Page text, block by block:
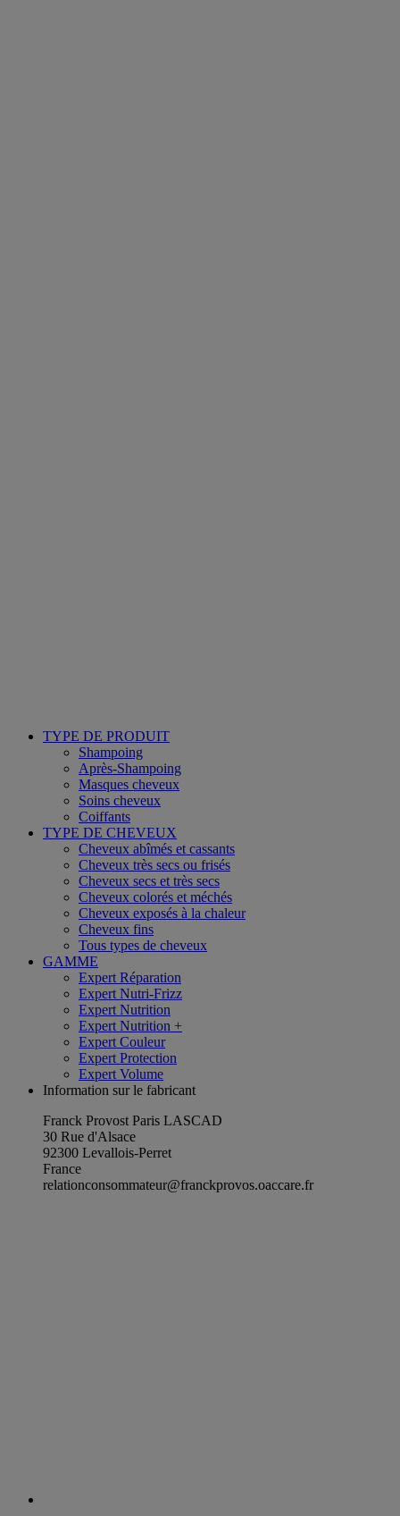
TYPE DE PRODUIT
Shampoing
Après-Shampoing
Masques cheveux
Soins cheveux
Coiffants
TYPE DE CHEVEUX
Cheveux abîmés et cassants
Cheveux très secs ou frisés
Cheveux secs et très secs
Cheveux colorés et méchés
Cheveux exposés à la chaleur
Cheveux fins
Tous types de cheveux
GAMME
Expert Réparation
Expert Nutri-Frizz
Expert Nutrition
Expert Nutrition +
Expert Couleur
Expert Protection
Expert Volume
Information sur le fabricant
Franck Provost Paris LASCAD
30 Rue d'Alsace
92300 Levallois-Perret
France
relationconsommateur@franckprovos.oaccare.fr